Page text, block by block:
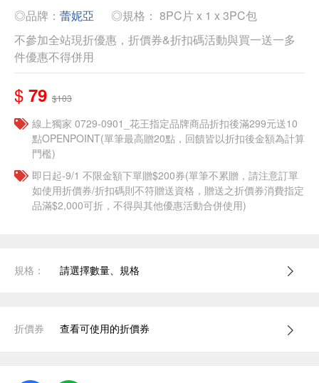
◎品牌： 蕾妮亞
◎規格： 8PC片 x 1 x 3PC包
不參加全站現折優惠，折價券&折扣碼活動與買一送一多
件優惠不得併用
$ 79 $103
線上獨家 0729-0901_花王指定品牌商品折扣後滿299元送10
點OPENPOINT(單筆最高贈20點，回饋皆以折扣後金額為計算
門檻)
即日起-9/1 不限金額下單贈$200券(單筆不累贈，請注意訂單
如使用折價券/折扣碼則不符贈送資格，贈送之折價券消費指定
品滿$2,000可折，不得與其他優惠活動合併使用)
規格： 請選擇數量、規格
折價券 查看可使用的折價券